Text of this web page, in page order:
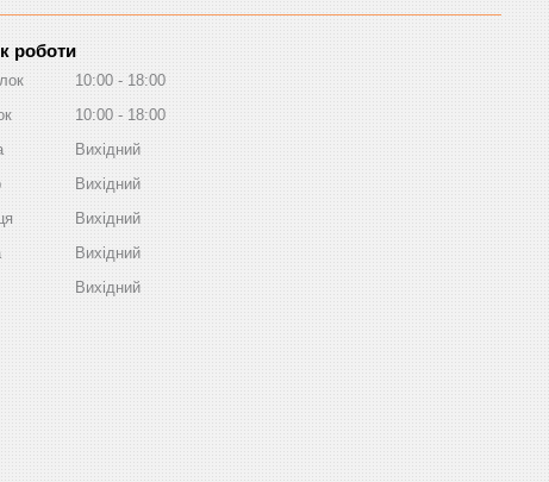
роботи
10:00
18:00
10:00
18:00
Вихідний
Вихідний
Вихідний
Вихідний
Вихідний